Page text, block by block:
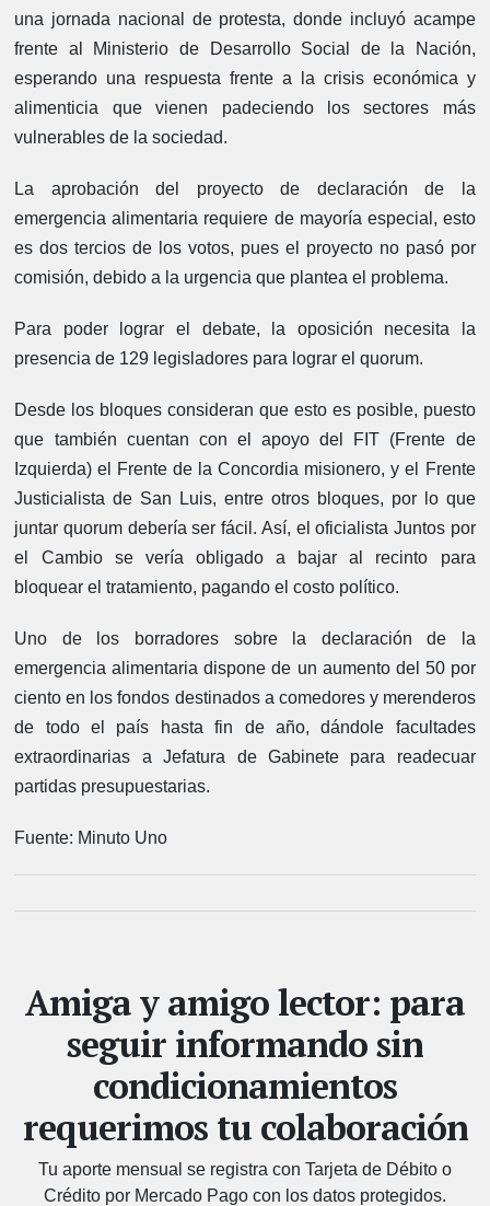
una jornada nacional de protesta, donde incluyó acampe
frente al Ministerio de Desarrollo Social de la Nación,
esperando una respuesta frente a la crisis económica y
alimenticia que vienen padeciendo los sectores más
vulnerables de la sociedad.
La aprobación del proyecto de declaración de la
emergencia alimentaria requiere de mayoría especial, esto
es dos tercios de los votos, pues el proyecto no pasó por
comisión, debido a la urgencia que plantea el problema.
Para poder lograr el debate, la oposición necesita la
presencia de 129 legisladores para lograr el quorum.
Desde los bloques consideran que esto es posible, puesto
que también cuentan con el apoyo del FIT (Frente de
Izquierda) el Frente de la Concordia misionero, y el Frente
Justicialista de San Luis, entre otros bloques, por lo que
juntar quorum debería ser fácil. Así, el oficialista Juntos por
el Cambio se vería obligado a bajar al recinto para
bloquear el tratamiento, pagando el costo político.
Uno de los borradores sobre la declaración de la
emergencia alimentaria dispone de un aumento del 50 por
ciento en los fondos destinados a comedores y merenderos
de todo el país hasta fin de año, dándole facultades
extraordinarias a Jefatura de Gabinete para readecuar
partidas presupuestarias.
Fuente: Minuto Uno
Amiga y amigo lector: para
seguir informando sin
condicionamientos
requerimos tu colaboración
Tu aporte mensual se registra con Tarjeta de Débito o
Crédito por Mercado Pago con los datos protegidos.